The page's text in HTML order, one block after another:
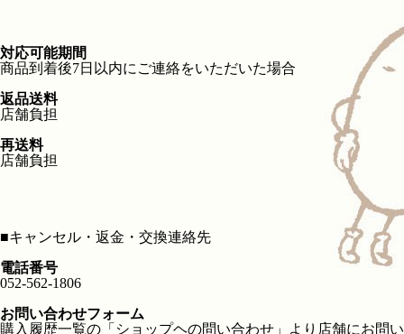
対応可能期間
商品到着後7日以内にご連絡をいただいた場合
返品送料
店舗負担
再送料
店舗負担
■キャンセル・返金・交換連絡先
電話番号
052-562-1806
お問い合わせフォーム
購入履歴一覧の「ショップヘの問い合わせ」より店舗にお問い